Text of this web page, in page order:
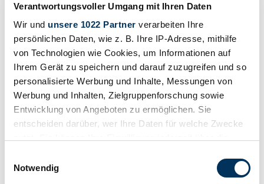
Verantwortungsvoller Umgang mit Ihren Daten
Wir und unsere 1022 Partner verarbeiten Ihre
persönlichen Daten, wie z. B. Ihre IP-Adresse, mithilfe
von Technologien wie Cookies, um Informationen auf
Ihrem Gerät zu speichern und darauf zuzugreifen und so
personalisierte Werbung und Inhalte, Messungen von
Werbung und Inhalten, Zielgruppenforschung sowie
Entwicklung von Angeboten zu ermöglichen. Sie
entscheiden darüber, wer Ihre Daten für welche Zwecke
Trigger Symbol ändern oder widerrufen
Notwendig